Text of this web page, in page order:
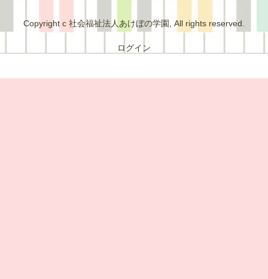
Copyright c 社会福祉法人あけぼの学園, All rights reserved.
ログイン